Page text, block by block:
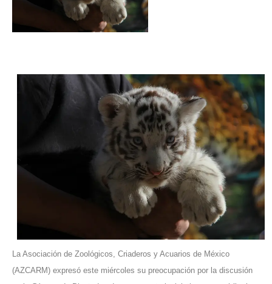
La Asociación de Zoológicos, Criaderos y Acuarios de México
(AZCARM) expresó este miércoles su preocupación por la discusión